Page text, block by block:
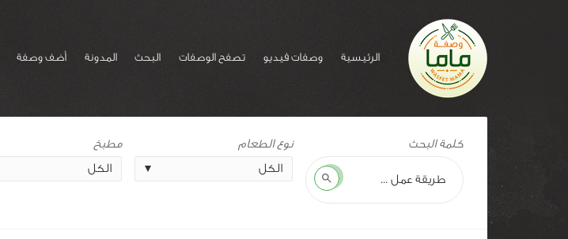
الرئيسية وصفات فيديو تصفح الوصفات البحث المدونة أضف وصفة
للوصفة:
فلفل
كلمة البحث
بحث
مطبخ